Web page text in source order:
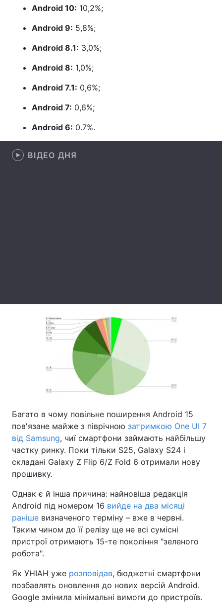
Інтерв'ю
Android 10: 10,2%;
Android 9: 5,8%;
Android 8.1: 3,0%;
Android 8: 1,0%;
Android 7.1: 0,6%;
Android 7: 0,6%;
Android 6: 0.7%.
ВІДЕО ДНЯ
Багато в чому повільне поширення Android 15
пов'язане майже з піврічною затримкою One UI 7
від Samsung, чиї смартфони займають найбільшу
частку ринку. Поки тільки S25, Galaxy S24 і
складані Galaxy Z Flip 6/Z Fold 6 отримали нову
прошивку.
Однак є й інша причина: найновіша редакція
Android під номером 16 вийде на два місяці
раніше визначеного терміну – вже в червні.
Таким чином до її релізу ще не всі сумісні
пристрої отримають 15-те покоління "зеленого
робота".
Як УНІАН уже розповідав, бюджетні смартфони
позбавлять оновлення до нових версій Android.
Google змінила мінімальні вимоги до пристроїв.